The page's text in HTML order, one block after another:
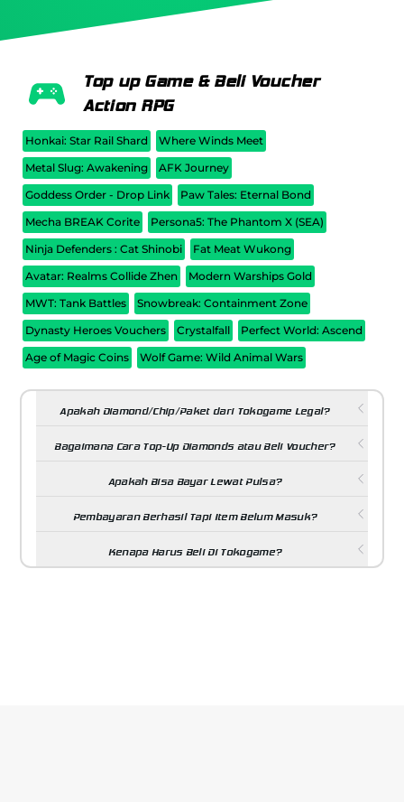
Top up Game & Beli Voucher
Action RPG
Honkai: Star Rail Shard
Where Winds Meet
Metal Slug: Awakening
AFK Journey
Goddess Order - Drop Link
Paw Tales: Eternal Bond
Mecha BREAK Corite
Persona5: The Phantom X (SEA)
Ninja Defenders : Cat Shinobi
Fat Meat Wukong
Avatar: Realms Collide Zhen
Modern Warships Gold
MWT: Tank Battles
Snowbreak: Containment Zone
Dynasty Heroes Vouchers
Crystalfall
Perfect World: Ascend
Age of Magic Coins
Wolf Game: Wild Animal Wars
Apakah Diamond/Chip/Paket dari Tokogame Legal?
Bagaimana Cara Top-Up Diamonds atau Beli Voucher?
Apakah Bisa Bayar Lewat Pulsa?
Pembayaran Berhasil Tapi Item Belum Masuk?
Kenapa Harus Beli Di Tokogame?